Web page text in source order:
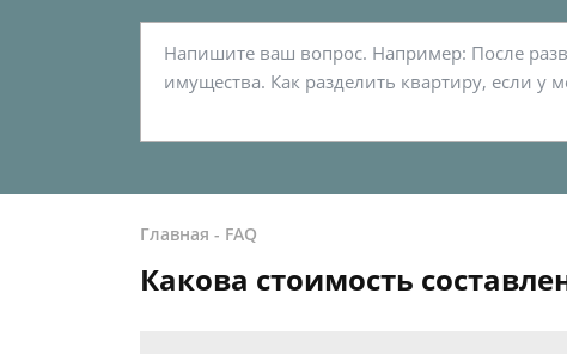
Главная - FAQ
Какова стоимость